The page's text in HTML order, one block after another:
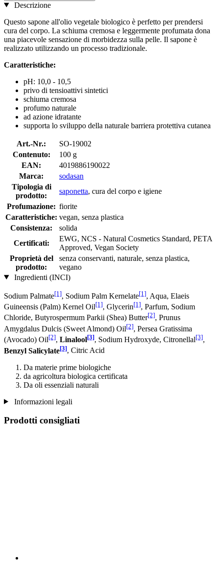
Descrizione
Questo sapone all'olio vegetale biologico è perfetto per prendersi
cura del corpo. La schiuma cremosa e leggermente profumata dona
una piacevole sensazione di morbidezza sulla pelle. Il sapone è
realizzato utilizzando un processo tradizionale.
Caratteristiche:
pH: 10,0 - 10,5
privo di tensioattivi sintetici
schiuma cremosa
profumo naturale
ad azione idratante
supporta lo sviluppo della naturale barriera protettiva cutanea
Art.-Nr.:
SO-19002
Contenuto:
100 g
EAN:
4019886190022
Marca:
sodasan
Tipologia di
prodotto:
saponetta, cura del corpo e igiene
Profumazione: fiorite
Caratteristiche: vegan, senza plastica
Consistenza:
solida
Certificati:
EWG, NCS - Natural Cosmetics Standard, PETA
Approved, Vegan Society
Proprietà del
prodotto:
senza conservanti, naturale, senza plastica,
vegano
Ingredienti (INCI)
Sodium Palmate[1], Sodium Palm Kernelate[1], Aqua, Elaeis
Guineensis (Palm) Kernel Oil[1], Glycerin[1], Parfum, Sodium
Chloride, Butyrospermum Parkii (Shea) Butter[2], Prunus
Amygdalus Dulcis (Sweet Almond) Oil[2], Persea Gratissima
(Avocado) Oil[2], Linalool[3], Sodium Hydroxyde, Citronellal[3],
Benzyl Salicylate[3], Citric Acid
Da materie prime biologiche
da agricoltura biologica certificata
Da oli essenziali naturali
Informazioni legali
Prodotti consigliati